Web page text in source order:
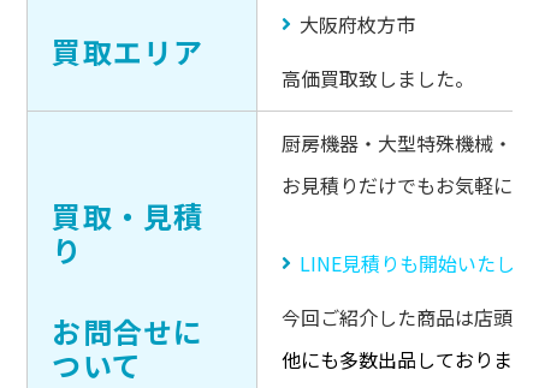
買取エリア
大阪府枚方市
高価買取致しました。
買取・見積
り
お問合せに
ついて
厨房機器・大型特殊機械・
お見積りだけでもお気軽に
LINE見積りも開始いたし
今回ご紹介した商品は店頭
他にも多数出品しておりま